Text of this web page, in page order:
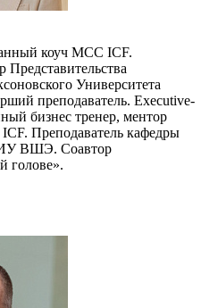
коуч MCC ICF.
Представительства
Университета
преподаватель. Executive-
бизнес тренер, ментор
ICF. Преподаватель кафедры
ВШЭ. Соавтор
голове».